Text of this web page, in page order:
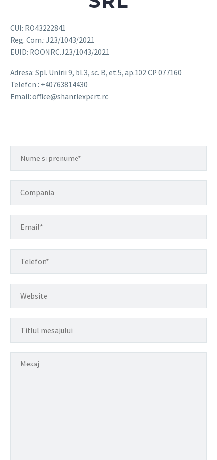
CUI: RO43222841
Reg. Com.: J23/1043/2021
EUID: ROONRC.J23/1043/2021
Adresa: Spl. Unirii 9, bl.3, sc. B, et.5, ap.102 CP 077160
Telefon : +40763814430
Email: office@shantiexpert.ro